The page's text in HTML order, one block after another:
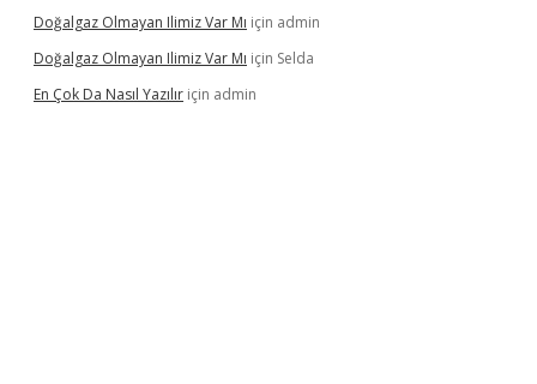
Doğalgaz Olmayan Ilimiz Var Mı için admin
Doğalgaz Olmayan Ilimiz Var Mı için Selda
En Çok Da Nasıl Yazılır için admin